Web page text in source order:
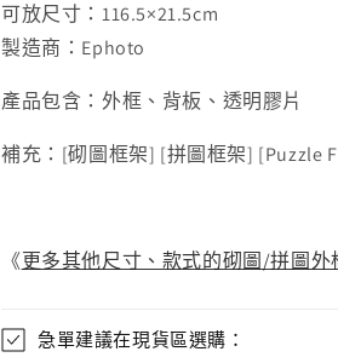
可放尺寸：116.5×21.5cm
製造商：Ephoto
產品包含：外框、背板、透明膠片
補充： [砌圖框架] [拼圖框架] [Puzzle
《更多其他尺寸、款式的砌圖/拼圖外
急單建議在現貨區選購：